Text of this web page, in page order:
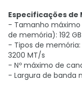
Especificações de
- Tamanho
de memória): 192 GB
- Tipos de memória:
3200 MT/s
- Nº máximo de
- Largura de banda